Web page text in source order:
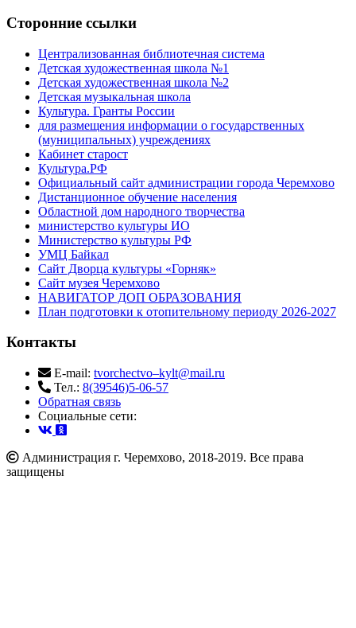
Сторонние ссылки
Централизованная библиотечная система
Детская художественная школа №1
Детская художественная школа №2
Детская музыкальная школа
Культура. Гранты России
для размещения информации о государственных
(муниципальных) учреждениях
Кабинет старост
Культура.РФ
Официальный сайт администрации города Черемхово
Дистанционное обучение населения
Областной дом народного творчества
министерство культуры ИО
Министерство культуры РФ
УМЦ Байкал
Сайт Дворца культуры «Горняк»
Сайт музея Черемхово
НАВИГАТОР ДОП ОБРАЗОВАНИЯ
План подготовки к отопительному периоду 2026-2027
Контакты
E-mail: tvorchectvo–kylt@mail.ru
Тел.: 8(39546)5-06-57
Обратная связь
Cоциальные сети:
Администрация г. Черемхово, 2018-2019. Все права
защищены